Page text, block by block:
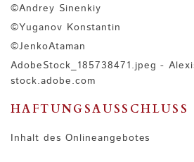
©Andrey Sinenkiy
©Yuganov Konstantin
©JenkoAtaman
AdobeStock_185738471.jpeg -
stock.adobe.com
HAFTUNGSAUSSCHLUSS
Inhalt des Onlineangebotes